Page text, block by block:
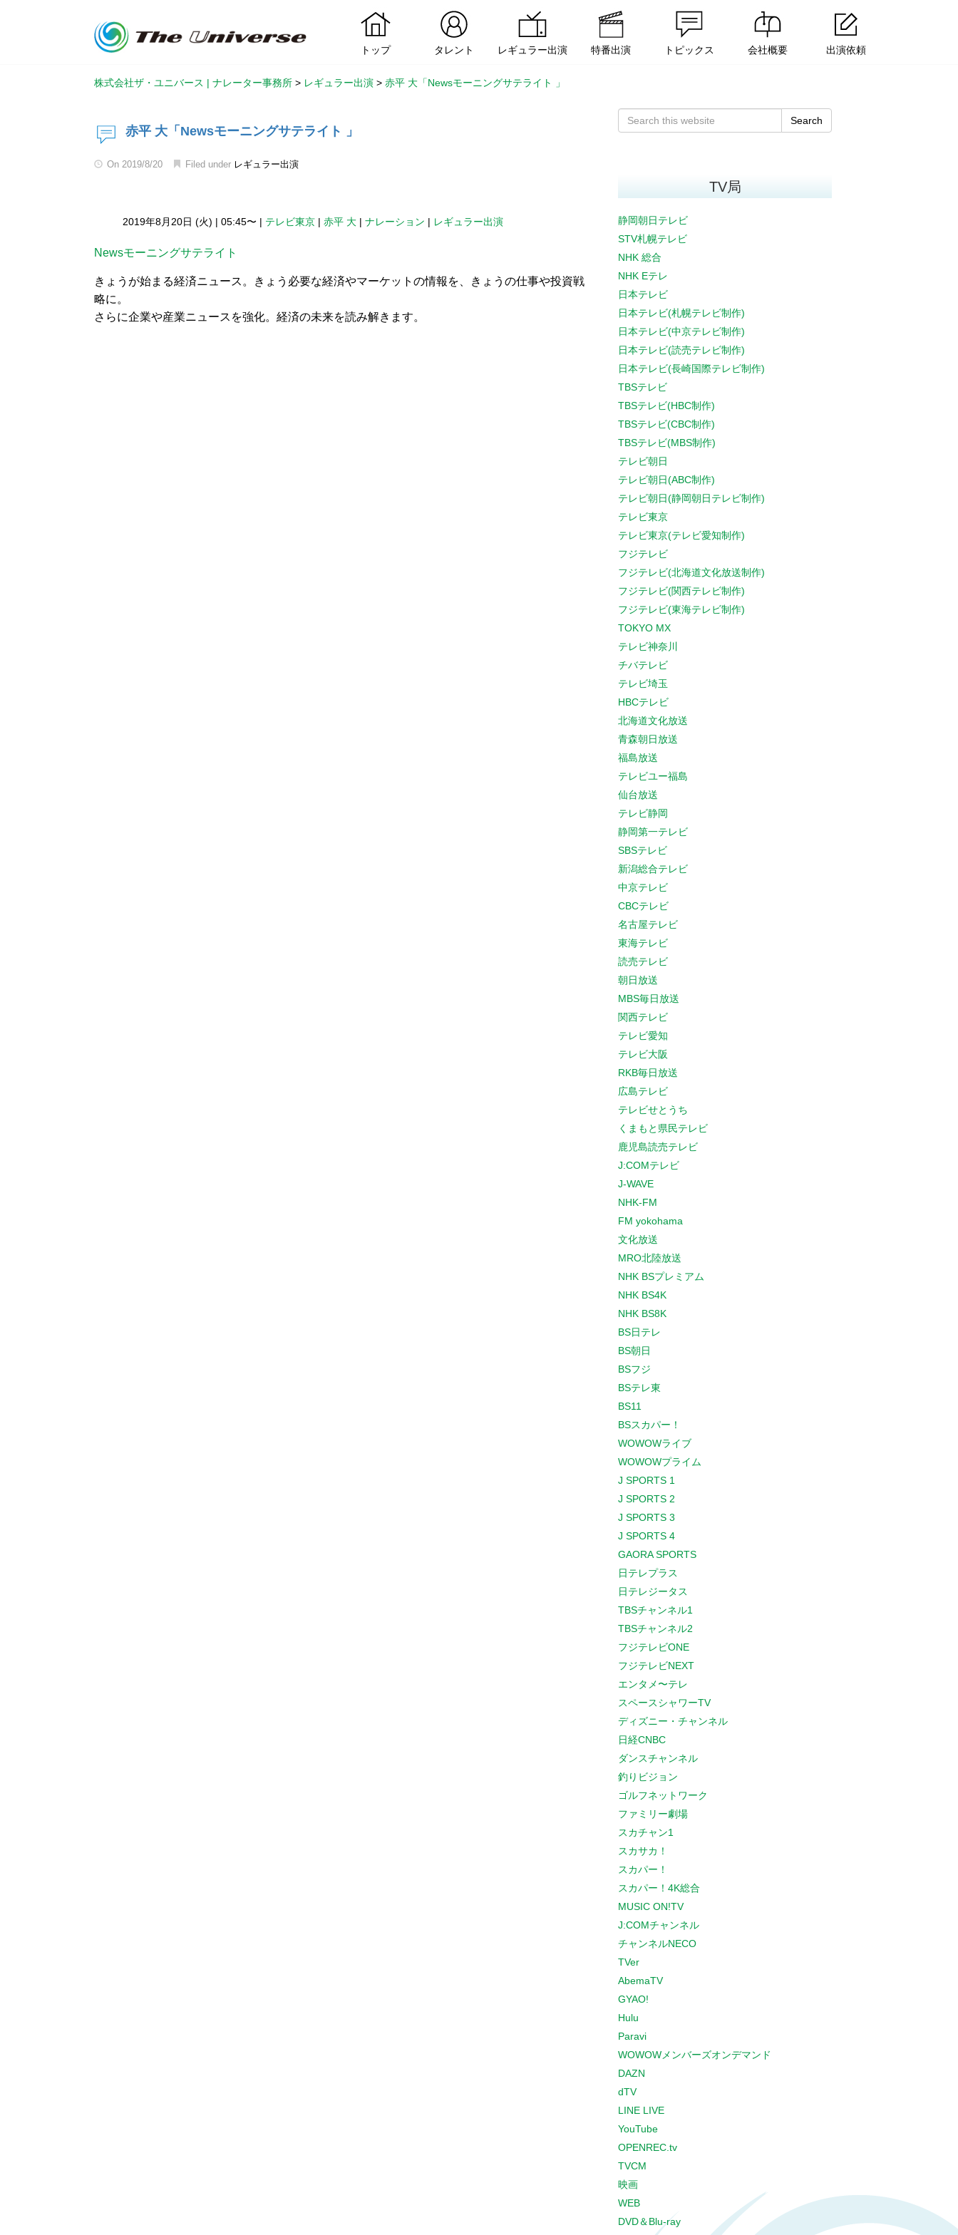
トップ タレント レギュラー出演 特番出演 トピックス 会社概要 出演依頼
株式会社ザ・ユニバース | ナレーター事務所 > レギュラー出演 > 赤平 大「Newsモーニングサテライト 」
赤平 大「Newsモーニングサテライト 」
On 2019/8/20 Filed under レギュラー出演
2019年8月20日 (火) | 05:45〜 | テレビ東京 | 赤平 大 | ナレーション | レギュラー出演
Newsモーニングサテライト
きょうが始まる経済ニュース。きょう必要な経済やマーケットの情報を、きょうの仕事や投資戦
略に。
さらに企業や産業ニュースを強化。経済の未来を読み解きます。
Search
TV局
静岡朝日テレビ
STV札幌テレビ
NHK 総合
NHK Eテレ
日本テレビ
日本テレビ(札幌テレビ制作)
日本テレビ(中京テレビ制作)
日本テレビ(読売テレビ制作)
日本テレビ(長崎国際テレビ制作)
TBSテレビ
TBSテレビ(HBC制作)
TBSテレビ(CBC制作)
TBSテレビ(MBS制作)
テレビ朝日
テレビ朝日(ABC制作)
テレビ朝日(静岡朝日テレビ制作)
テレビ東京
テレビ東京(テレビ愛知制作)
フジテレビ
フジテレビ(北海道文化放送制作)
フジテレビ(関西テレビ制作)
フジテレビ(東海テレビ制作)
TOKYO MX
テレビ神奈川
チバテレビ
テレビ埼玉
HBCテレビ
北海道文化放送
青森朝日放送
福島放送
テレビユー福島
仙台放送
テレビ静岡
静岡第一テレビ
SBSテレビ
新潟総合テレビ
中京テレビ
CBCテレビ
名古屋テレビ
東海テレビ
読売テレビ
朝日放送
MBS毎日放送
関西テレビ
テレビ愛知
テレビ大阪
RKB毎日放送
広島テレビ
テレビせとうち
くまもと県民テレビ
鹿児島読売テレビ
J:COMテレビ
J-WAVE
NHK-FM
FM yokohama
文化放送
MRO北陸放送
NHK BSプレミアム
NHK BS4K
NHK BS8K
BS日テレ
BS朝日
BSフジ
BSテレ東
BS11
BSスカパー！
WOWOWライブ
WOWOWプライム
J SPORTS 1
J SPORTS 2
J SPORTS 3
J SPORTS 4
GAORA SPORTS
日テレプラス
日テレジータス
TBSチャンネル1
TBSチャンネル2
フジテレビONE
フジテレビNEXT
エンタメ〜テレ
スペースシャワーTV
ディズニー・チャンネル
日経CNBC
ダンスチャンネル
釣りビジョン
ゴルフネットワーク
ファミリー劇場
スカチャン1
スカサカ！
スカパー！
スカパー！4K総合
MUSIC ON!TV
J:COMチャンネル
チャンネルNECO
TVer
AbemaTV
GYAO!
Hulu
Paravi
WOWOWメンバーズオンデマンド
DAZN
dTV
LINE LIVE
YouTube
OPENREC.tv
TVCM
映画
WEB
DVD＆Blu-ray